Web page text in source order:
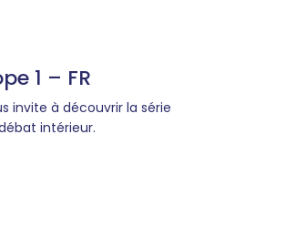
1 – FR
invite à découvrir la série
intérieur.